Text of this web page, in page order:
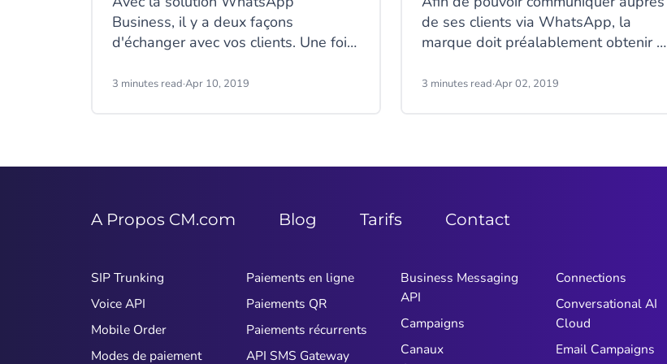
Business, il y a deux façons
d'échanger avec vos clients. Une fois
des messages de votre business,
clients peut directement initier une
directement ou vous réponde, une
permet de profiter des avantages de
la solution WhatsApp Business
3 minutes read·Apr 10, 2019
de ses clients via WhatsApp, la
marque doit préalablement obtenir le
qu’on appelle le message WhatsApp
3 minutes read·Apr 02, 2019
A Propos CM.com Blog Tarifs Contact
SIP Trunking
Voice API
Mobile Order
Modes de paiement
Paiements en ligne
Paiements QR
Paiements récurrents
API SMS Gateway
Business Messaging
API
Campaigns
Canaux
Connections
Conversational AI
Cloud
Email Campaigns